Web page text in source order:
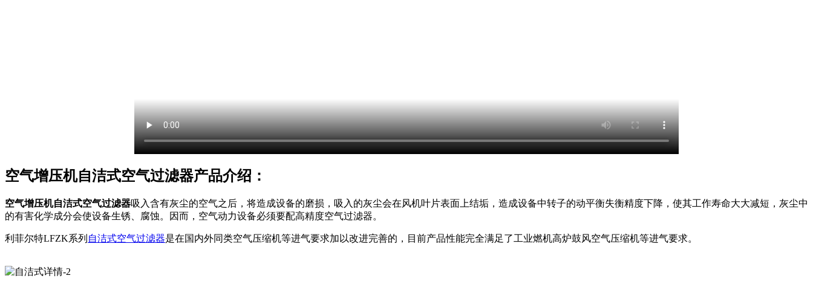
空气增压机自洁式空气过滤器产品介绍：
空气增压机自洁式空气过滤器吸入含有灰尘的空气之后，将造成设备的磨损，吸入的灰尘会在风机叶片表面上结垢，造成设备中转子的动平衡失衡精度下降，使其工作寿命大大减短，灰尘中
的有害化学成分会使设备生锈、腐蚀。因而，空气动力设备必须要配高精度空气过滤器。
利菲尔特LFZK系列 自洁式空气过滤器是在国内外同类空气压缩机等进气要求加以改进完善的，目前产品性能完全满足了工业燃机高炉鼓风空气压缩机等进气要求。